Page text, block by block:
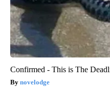
Confirmed - This is The
novelodge